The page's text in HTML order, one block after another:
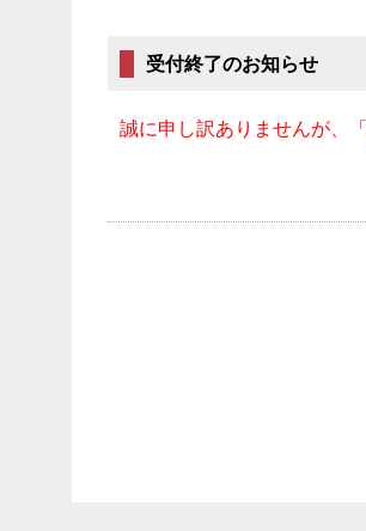
受付終了のお知らせ
誠に申し訳ありませんが、